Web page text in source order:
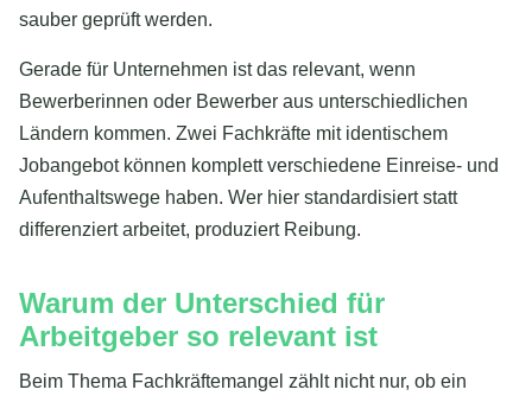
sauber geprüft werden.
Gerade für Unternehmen ist das relevant, wenn
Bewerberinnen oder Bewerber aus unterschiedlichen
Ländern kommen. Zwei Fachkräfte mit identischem
Jobangebot können komplett verschiedene Einreise- und
Aufenthaltswege haben. Wer hier standardisiert statt
differenziert arbeitet, produziert Reibung.
Warum der Unterschied für
Arbeitgeber so relevant ist
Beim Thema Fachkräftemangel zählt nicht nur, ob ein